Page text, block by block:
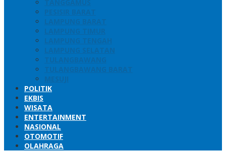
TANGGAMUS
PESISIR BARAT
LAMPUNG BARAT
LAMPUNG TIMUR
LAMPUNG TENGAH
LAMPUNG SELATAN
TULANGBAWANG
TULANGBAWANG BARAT
MESUJI
POLITIK
EKBIS
WISATA
ENTERTAINMENT
NASIONAL
OTOMOTIF
OLAHRAGA